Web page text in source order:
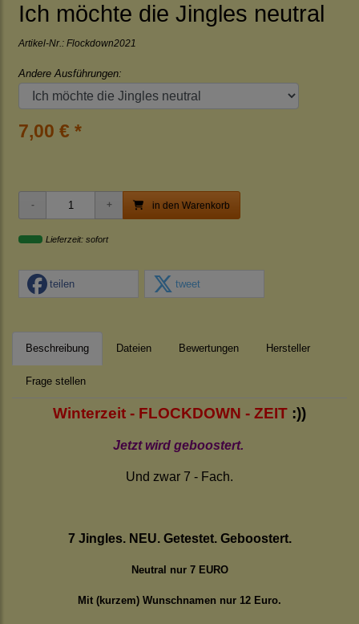
Ich möchte die Jingles neutral
Artikel-Nr.: Flockdown2021
Andere Ausführungen:
7,00 € *
in den Warenkorb
Lieferzeit: sofort
teilen tweet
Beschreibung Dateien Bewertungen Hersteller
Frage stellen
Winterzeit - FLOCKDOWN - ZEIT :))
Jetzt wird geboostert.
Und zwar 7 - Fach.
7 Jingles. NEU. Getestet. Geboostert.
Neutral nur 7 EURO
Mit (kurzem) Wunschnamen nur 12 Euro.